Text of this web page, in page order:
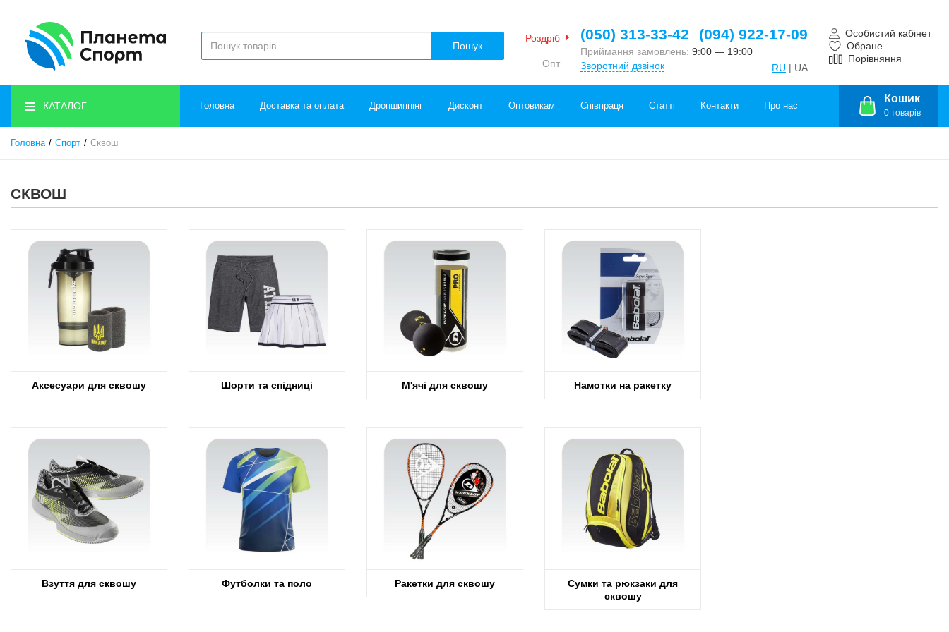
Пошук
Роздріб
Опт
(050) 313-33-42 (094) 922-17-09
Приймання замовлень: 9:00 — 19:00
Зворотний дзвінок
RU | UA
Особистий кабінет
Обране
Порівняння
КАТАЛОГ Головна Доставка та оплата Дропшиппінг Дисконт Оптовикам Співпраця Статті Контакти Про нас
Кошик
0 товарів
Головна Спорт Сквош
СКВОШ
Аксесуари для сквошу Шорти та спідниці М'ячі для сквошу Намотки на ракетку
Взуття для сквошу Футболки та поло Ракетки для сквошу
Сумки та рюкзаки для
сквошу